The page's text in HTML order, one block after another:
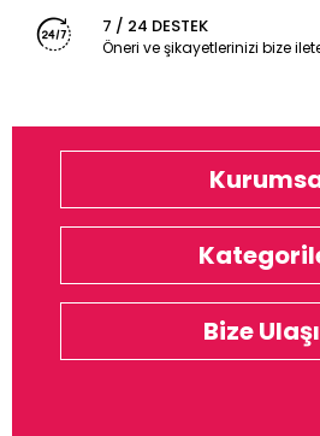
7 / 24 DESTEK
Öneri ve şikayetlerinizi bize
Bize